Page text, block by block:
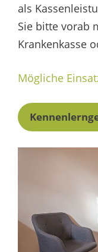
als
Sie bitte vorab
Krankenkasse
Mögliche